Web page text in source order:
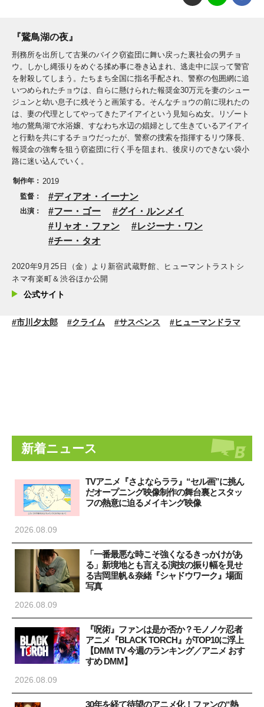
『鵞鳥湖の夜』
刑務所を出所して古巣のバイク窃盗団に舞い戻った裏社会の男チョ
ウ。しかし縄張りをめぐる揉め事に巻き込まれ、逃走中に誤って警官
を射殺してしまう。たちまち全国に指名手配され、警察の包囲網に追
いつめられたチョウは、自らに懸けられた報奨金30万元を妻のシュー
ジュンと幼い息子に残そうと画策する。そんなチョウの前に現れたの
は、妻の代理としてやってきたアイアイという見知らぬ女。リゾート
地の鵞鳥湖で水浴嬢、すなわち水辺の娼婦として生きているアイアイ
と行動を共にするチョウだったが、警察の捜索を指揮するリウ隊長、
報奨金の強奪を狙う窃盗団に行く手を阻まれ、後戻りのできない袋小
路に迷い込んでいく。
制作年： 2019
監督： ディアオ・イーナン
出演： フー・ゴー
グイ・ルンメイ
リャオ・ファン
レジーナ・ワン
チー・タオ
2020年9月25日（金）より新宿武蔵野館、ヒューマントラストシ
ネマ有楽町＆渋谷ほか公開
公式サイト
#市川夕太郎 #クライム #サスペンス #ヒューマンドラマ
新着ニュース
TVアニメ『さよならララ』“セル画”に挑ん
だオープニング映像制作の舞台裏とスタッ
フの熱意に迫るメイキング映像
2026.08.09
「一番最悪な時こそ強くなるきっかけがあ
る」新境地とも言える演技の振り幅を見せ
る吉岡里帆＆奈緒『シャドウワーク』場面
写真
2026.08.09
『呪術』ファンは是か否か？モノノケ忍者
アニメ『BLACK TORCH』がTOP10に浮上
【DMM TV 今週のランキング／アニメ おす
すめ DMM】
2026.08.09
30年を経て待望のアニメ化！ファンの“熱